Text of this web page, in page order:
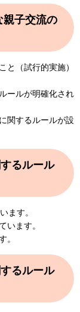
子交流の
と（試行的実施）
ールが明確化され
関するルールが設
るルール
ます。
います。
。
るルール